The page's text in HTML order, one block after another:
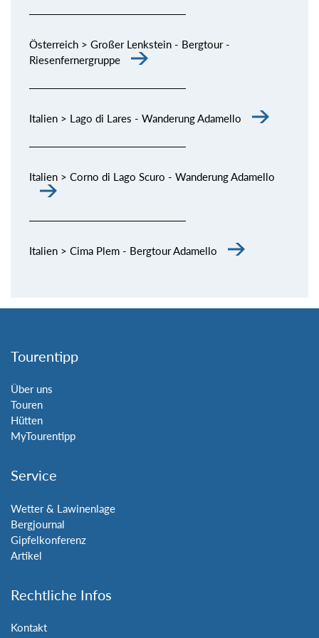
Österreich > Großer Lenkstein - Bergtour -
Riesenfernergruppe
Italien > Lago di Lares - Wanderung Adamello
Italien > Corno di Lago Scuro - Wanderung Adamello
Italien > Cima Plem - Bergtour Adamello
Tourentipp
Über uns
Touren
Hütten
MyTourentipp
Service
Wetter & Lawinenlage
Bergjournal
Gipfelkonferenz
Artikel
Rechtliche Infos
Kontakt